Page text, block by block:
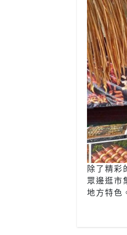
除了精彩
眾邊逛市
地方特色